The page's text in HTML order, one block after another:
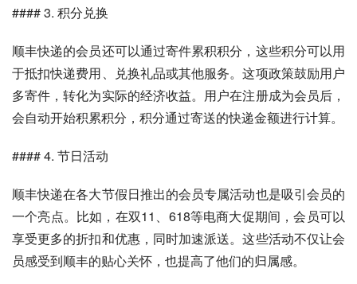
#### 3. 积分兑换
顺丰快递的会员还可以通过寄件累积积分，这些积分可以用
于抵扣快递费用、兑换礼品或其他服务。这项政策鼓励用户
多寄件，转化为实际的经济收益。用户在注册成为会员后，
会自动开始积累积分，积分通过寄送的快递金额进行计算。
#### 4. 节日活动
顺丰快递在各大节假日推出的会员专属活动也是吸引会员的
一个亮点。比如，在双11、618等电商大促期间，会员可以
享受更多的折扣和优惠，同时加速派送。这些活动不仅让会
员感受到顺丰的贴心关怀，也提高了他们的归属感。